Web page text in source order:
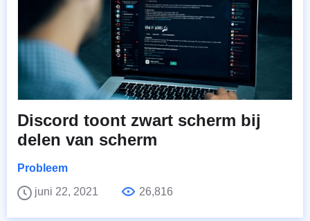
Discord toont zwart scherm bij
delen van scherm
Probleem
juni 22, 2021
26,816